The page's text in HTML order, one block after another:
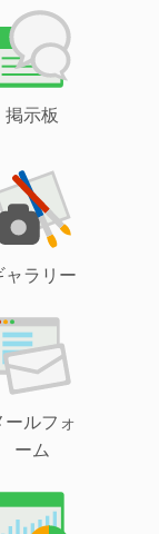
掲示板
ャラリー
ールフォ
ーム